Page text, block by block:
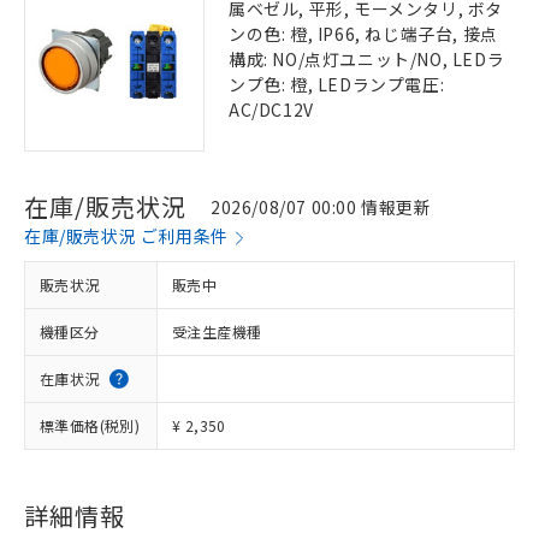
属ベゼル, 平形, モーメンタリ, ボタ
ンの色: 橙, IP66, ねじ端子台, 接点
構成: NO/点灯ユニット/NO, LEDラ
ンプ色: 橙, LEDランプ電圧:
AC/DC12V
在庫/販売状況
2026/08/07 00:00 情報更新
在庫/販売状況 ご利用条件
販売状況 販売中
機種区分 受注生産機種
在庫状況
標準価格(税別) ¥ 2,350
詳細情報